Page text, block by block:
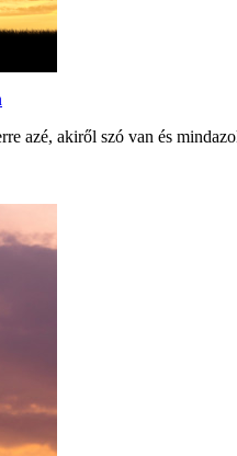
azé, akiről szó van és